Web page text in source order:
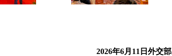
2026年6月11日外交